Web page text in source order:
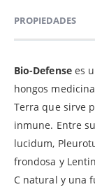
PROPIEDADES
Bio-Defense es
hongos
Terra que sirve
inmune. Entre
lucidum,
frondosa y
C natural y una